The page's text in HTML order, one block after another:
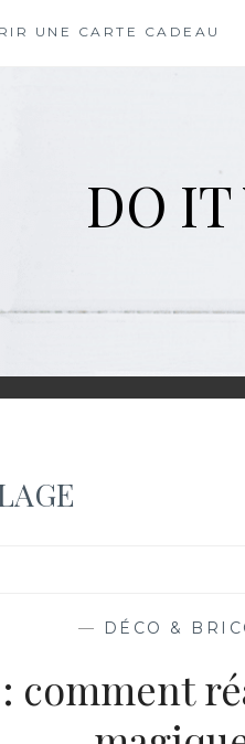
UNE CARTE CADEAU
DO IT
— DÉCO &
comment